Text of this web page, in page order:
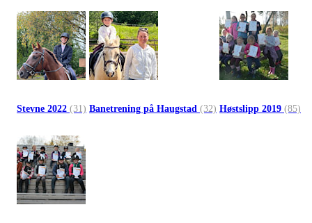
Stevne 2022 (31) Banetrening på Haugstad (32) Høstslipp 2019 (85)